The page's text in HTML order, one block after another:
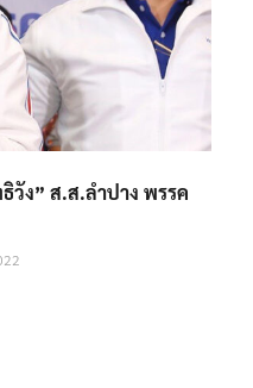
วัง” ส.ส.ลำปาง พรรค